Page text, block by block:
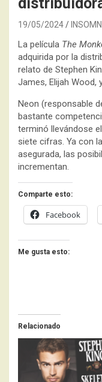
19/05/2024
La película The
adquirida por la
relato de Stephen
James, Elijah Wood,
Neon (responsable
bastante
terminó llevándose
siete cifras. Ya con
asegurada, las
incrementan.
Comparte esto:
Facebook
Me gusta esto:
Relacionado